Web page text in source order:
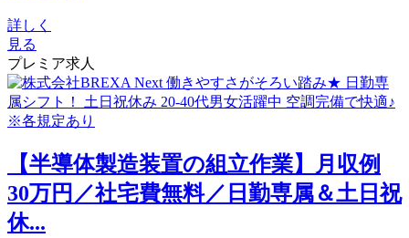
詳しく
見る
プレミア求人
【半導体製造装置の組立作業】月収例
30万円／社宅費無料／日勤専属＆土日祝
休...